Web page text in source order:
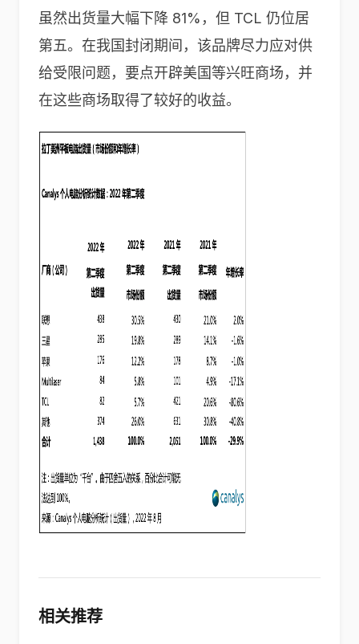
虽然出货量大幅下降 81%，但 TCL 仍位居
第五。在我国封闭期间，该品牌尽力应对供
给受限问题，要点开辟美国等兴旺商场，并
在这些商场取得了较好的收益。
相关推荐